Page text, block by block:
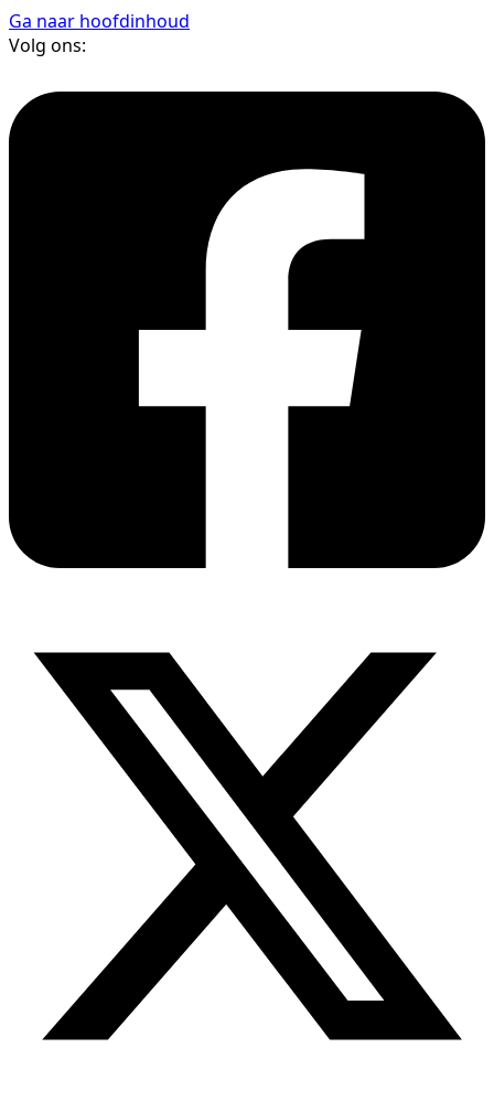
Ga naar hoofdinhoud
Volg ons: